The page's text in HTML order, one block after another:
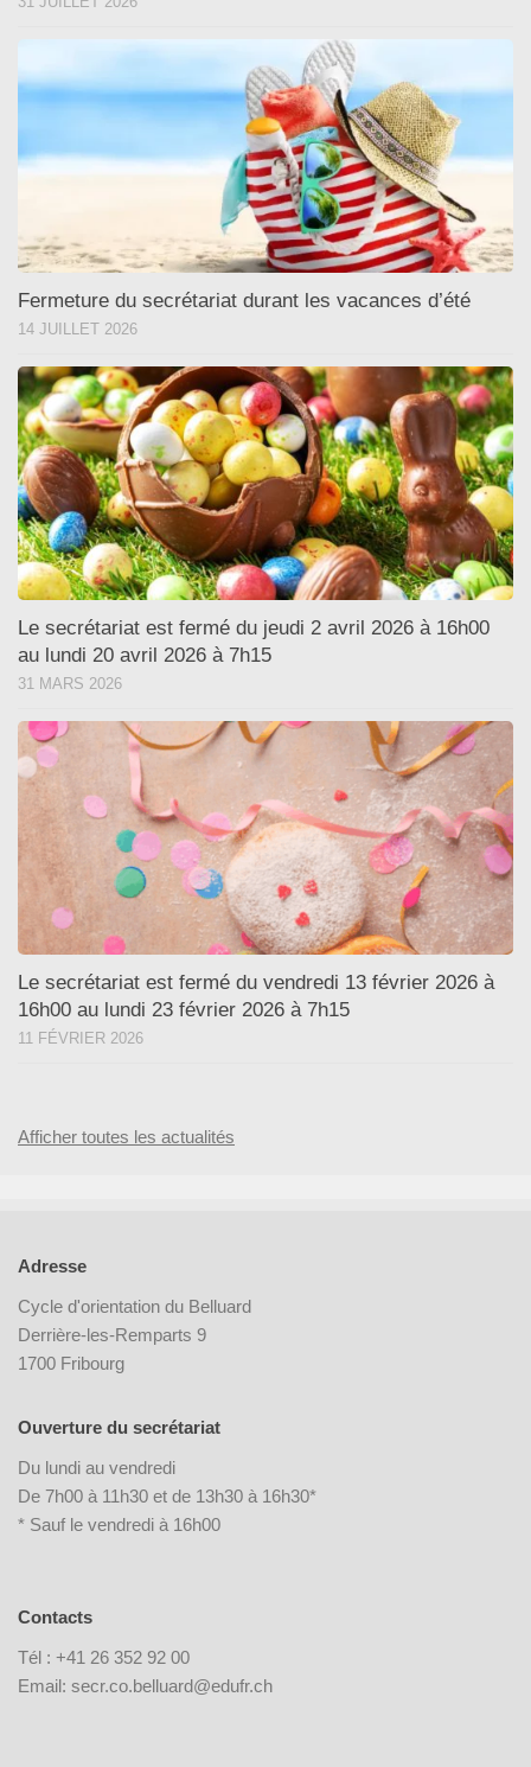
Fermeture du secrétariat durant les vacances d’été
14 JUILLET 2026
Le secrétariat est fermé du jeudi 2 avril 2026 à 16h00
au lundi 20 avril 2026 à 7h15
31 MARS 2026
Le secrétariat est fermé du vendredi 13 février 2026 à
16h00 au lundi 23 février 2026 à 7h15
11 FÉVRIER 2026
Afficher toutes les actualités
Adresse
Cycle d'orientation du Belluard
Derrière-les-Remparts 9
1700 Fribourg
Ouverture du secrétariat
Du lundi au vendredi
De 7h00 à 11h30 et de 13h30 à 16h30*
* Sauf le vendredi à 16h00
Contacts
Tél : +41 26 352 92 00
Email: secr.co.belluard@edufr.ch